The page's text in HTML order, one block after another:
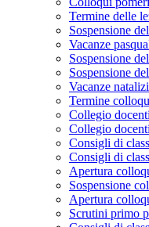
Termine delle
Sospensione
Vacanze
Sospensione
Sospensione
Vacanze
Termine
Collegio docenti
Collegio docenti
Consigli di
Consigli di
Apertura
Sospensione
Apertura
Scrutini primo